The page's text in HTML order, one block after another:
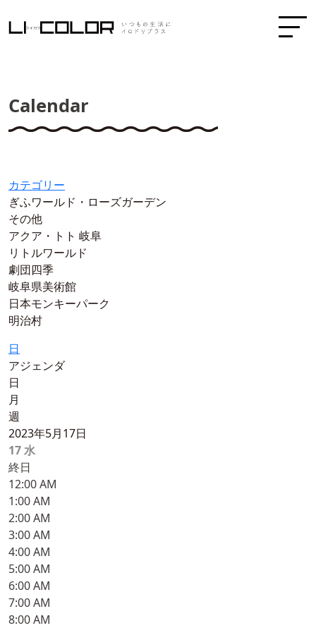
Calendar
カテゴリー
ぎふワールド・ローズガーデン
その他
アクア・トト 岐阜
リトルワールド
劇団四季
岐阜県美術館
日本モンキーパーク
明治村
日
アジェンダ
日
月
週
2023年5月17日
17水
終日
12:00 AM
1:00 AM
2:00 AM
3:00 AM
4:00 AM
5:00 AM
6:00 AM
7:00 AM
8:00 AM